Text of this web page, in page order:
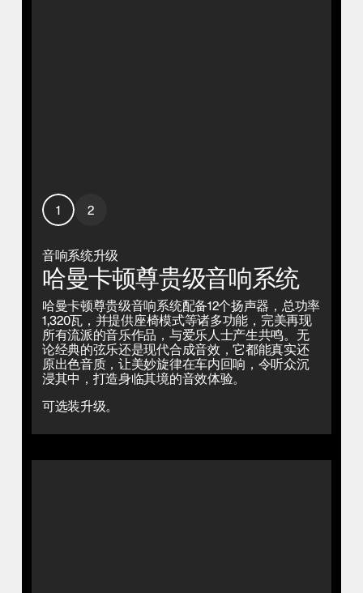
音响系统升级
哈曼卡顿尊贵级音响系统
哈曼卡顿尊贵级音响系统配备12个扬声器，总功率
1,320瓦，并提供座椅模式等诸多功能，完美再现
所有流派的音乐作品，与爱乐人士产生共鸣。无
论经典的弦乐还是现代合成音效，它都能真实还
原出色音质，让美妙旋律在车内回响，令听众沉
浸其中，打造身临其境的音效体验。
可选装升级。
1 2